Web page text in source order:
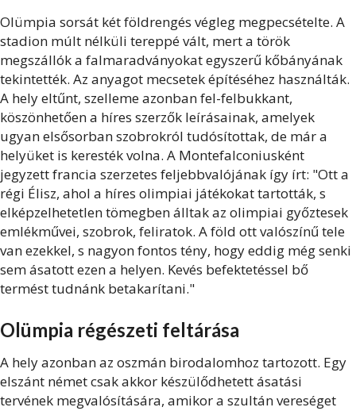
Olümpia sorsát két földrengés végleg megpecsételte. A
stadion múlt nélküli tereppé vált, mert a török
megszállók a falmaradványokat egyszerű kőbányának
tekintették. Az anyagot mecsetek építéséhez használták.
A hely eltűnt, szelleme azonban fel-felbukkant,
köszönhetően a híres szerzők leírásainak, amelyek
ugyan elsősorban szobrokról tudósítottak, de már a
helyüket is keresték volna. A Montefalconiusként
jegyzett francia szerzetes feljebbvalójának így írt: "Ott a
régi Élisz, ahol a híres olimpiai játékokat tartották, s
elképzelhetetlen tömegben álltak az olimpiai győztesek
emlékművei, szobrok, feliratok. A föld ott valószínű tele
van ezekkel, s nagyon fontos tény, hogy eddig még senki
sem ásatott ezen a helyen. Kevés befektetéssel bő
termést tudnánk betakarítani."
Olümpia régészeti feltárása
A hely azonban az oszmán birodalomhoz tartozott. Egy
elszánt német csak akkor készülődhetett ásatási
tervének megvalósítására, amikor a szultán vereséget